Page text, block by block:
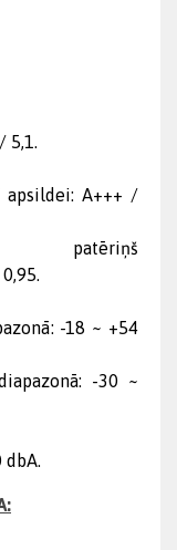
5,1.
apsildei: A+++ /
patēriņš
-18 ~ +54
-30 ~